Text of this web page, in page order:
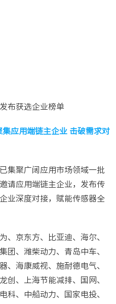
布获选企业榜单
应用端链主企业 击破需求对
集聚广阔应用市场领域一批
请应用端链主企业，发布传
业深度对接，赋能传感器全
、京东方、比亚迪、海尔、
团、潍柴动力、青岛中车、
、海康威视、施耐德电气、
创、上海节能减排、国网、
科、中船动力、国家电投、